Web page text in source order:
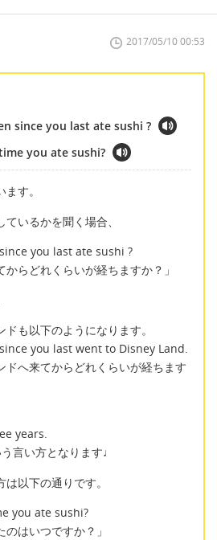
2017/05/10 00:53
since you last ate sushi ?
you ate sushi?
す。
いるかを聞く場合、
you last ate sushi ?
からどれくらいが経ちますか？」
も以下のようになります。
you last went to Disney Land.
ドへ来てからどれくらいが経ちます
years.
言い方となります♩
以下の通りです。
you ate sushi?
のはいつですか？」